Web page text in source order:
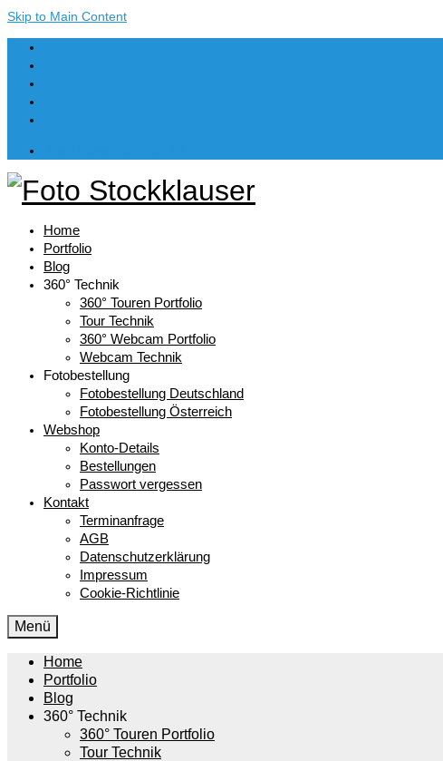
Skip to Main Content
Home
Portfolio
Blog
360° Technik
360° Touren Portfolio
Tour Technik
360° Webcam Portfolio
Webcam Technik
Fotobestellung
Fotobestellung Deutschland
Fotobestellung Österreich
Webshop
Konto-Details
Bestellungen
Passwort vergessen
Kontakt
Terminanfrage
AGB
Datenschutzerklärung
Impressum
Cookie-Richtlinie
Menü
Home
Portfolio
Blog
360° Technik
360° Touren Portfolio
Tour Technik